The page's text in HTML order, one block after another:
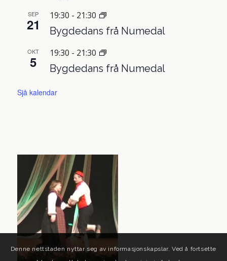
SEP
21
19:30 - 21:30
Bygdedans frå Numedal
OKT
5
19:30 - 21:30
Bygdedans frå Numedal
Sjå kalendar
Denne nettstaden nyttar seg av informasjonskapslar. Ved å fortsette